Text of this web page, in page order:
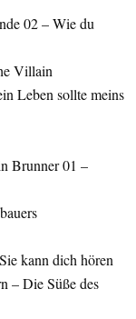
02 – Wie du
Villain
Leben sollte meins
Brunner 01 –
kann dich hören
– Die Süße des